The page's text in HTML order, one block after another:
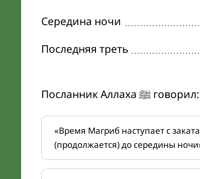
Середина ночи
Последняя треть
Посланник Аллаха ﷺ говорил:
«Время Магриб наступает с
(продолжается) до середины